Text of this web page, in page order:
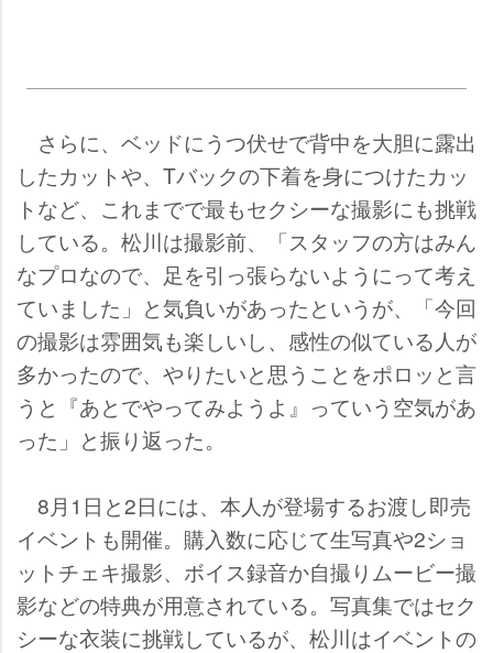
さらに、ベッドにうつ伏せで背中を大胆に露出
したカットや、Tバックの下着を身につけたカッ
トなど、これまでで最もセクシーな撮影にも挑戦
している。松川は撮影前、「スタッフの方はみん
なプロなので、足を引っ張らないようにって考え
ていました」と気負いがあったというが、「今回
の撮影は雰囲気も楽しいし、感性の似ている人が
多かったので、やりたいと思うことをポロッと言
うと『あとでやってみようよ』っていう空気があ
った」と振り返った。
8月1日と2日には、本人が登場するお渡し即売
イベントも開催。購入数に応じて生写真や2ショ
ットチェキ撮影、ボイス録音か自撮りムービー撮
影などの特典が用意されている。写真集ではセク
シーな衣装に挑戦しているが、松川はイベントの